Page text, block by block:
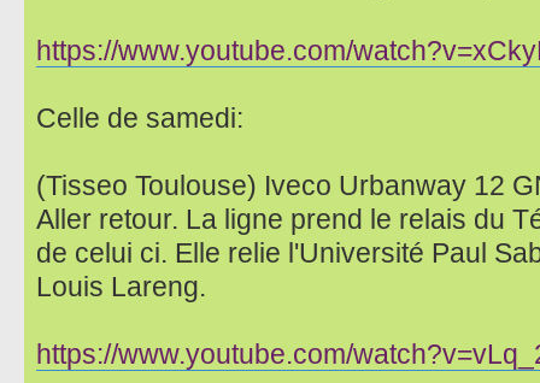
https://www.youtube.com/
Celle de samedi:
(Tisseo Toulouse) Iveco Urbanway 12
Aller retour. La ligne prend le relais du
de celui ci. Elle relie l'Université Paul
Louis Lareng.
https://www.youtube.com/